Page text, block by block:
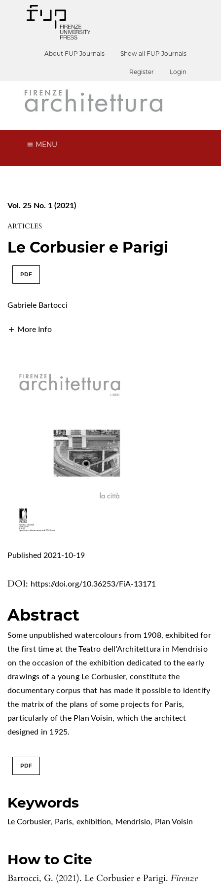
About FUP Journals Show all FUP Journals
Register Login
MENU
Vol. 25 No. 1 (2021)
ARTICLES
Le Corbusier e Parigi
PDF
Gabriele Bartocci
More Info
DOI: https://doi.org/10.36253/FiA-13171
Published 2021-10-19
Keywords
Le Corbusier, Paris, exhibition, Mendrisio, Plan Voisin
How to Cite
Bartocci, G. (2021). Le Corbusier e Parigi. Firenze
Abstract
Some unpublished watercolours from 1908, exhibited for
the first time at the Teatro dell'Architettura in Mendrisio
on the occasion of the exhibition dedicated to the early
drawings of a young Le Corbusier, constitute the
documentary corpus that has made it possible to identify
the matrix of the plans of some projects for Paris,
particularly of the Plan Voisin, which the architect
designed in 1925.
PDF